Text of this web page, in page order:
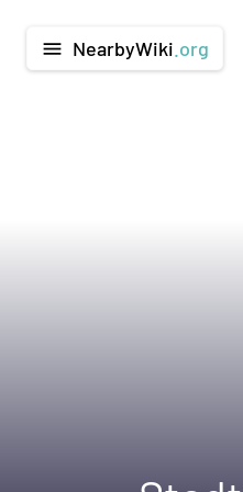
menu NearbyWiki .org